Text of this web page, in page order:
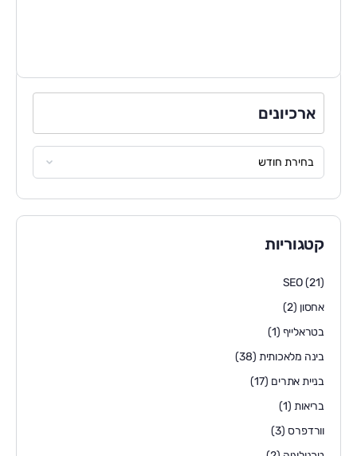
ארכיונים
קטגוריות
SEO(21)
אחסון (2)
בטראלייף (1)
בינה מלאכותית (38)
בניית אתרים (17)
בריאות(1)
וורדפרס (3)